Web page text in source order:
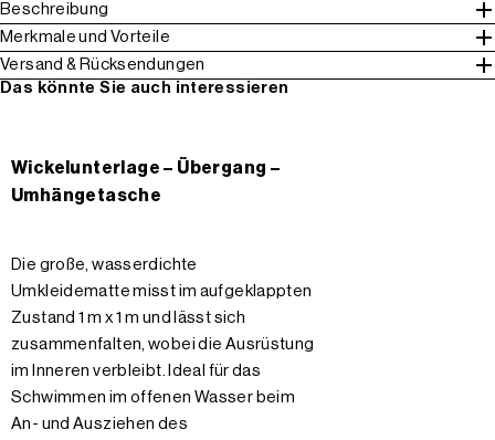
Beschreibung
Merkmale und Vorteile
Versand & Rücksendungen
Das könnte Sie auch interessieren
Wickelunterlage – Übergang –
Umhängetasche
Die große, wasserdichte
Umkleidematte misst im aufgeklappten
Zustand 1 m x 1 m und lässt sich
zusammenfalten, wobei die Ausrüstung
im Inneren verbleibt. Ideal für das
Schwimmen im offenen Wasser beim
An- und Ausziehen des